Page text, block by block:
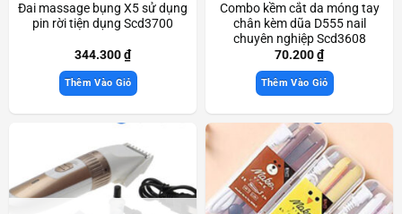
Đai massage bụng X5 sử dụng
pin rời tiện dụng Scd3700
344.300₫
Thêm Vào Giỏ
Combo kềm cắt da móng tay
chân kèm dũa D555 nail
chuyên nghiệp Scd3608
70.200₫
Thêm Vào Giỏ